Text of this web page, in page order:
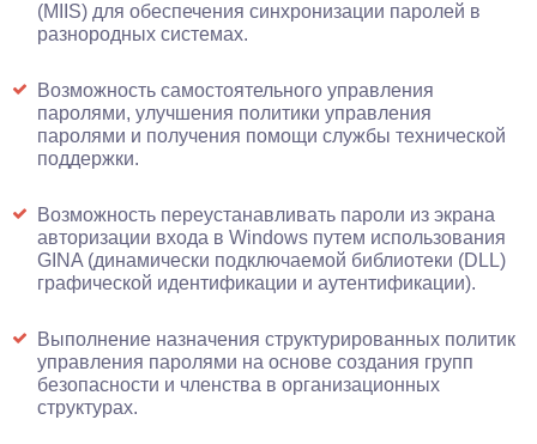
(MIIS) для обеспечения синхронизации паролей в
разнородных системах.
Возможность самостоятельного управления
паролями, улучшения политики управления
паролями и получения помощи службы технической
поддержки.
Возможность переустанавливать пароли из экрана
авторизации входа в Windows путем использования
GINA (динамически подключаемой библиотеки (DLL)
графической идентификации и аутентификации).
Выполнение назначения структурированных политик
управления паролями на основе создания групп
безопасности и членства в организационных
структурах.